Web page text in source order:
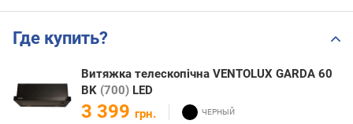
Где купить?
Витяжка телескопічна VENTOLUX GARDA 60
BK (700) LED
3 399 грн.